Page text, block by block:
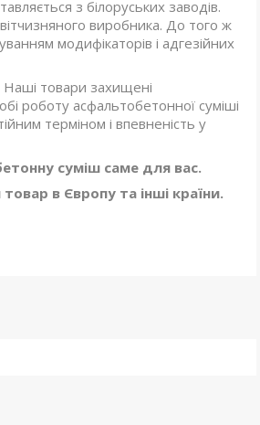
з білоруських заводів.
виробника. До того ж
модифікаторів і адгезійних
Наші товари захищені
роботу асфальтобетонної суміші
терміном і впевненість у
суміш саме для вас.
в Європу та інші країни.